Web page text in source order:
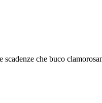
che buco